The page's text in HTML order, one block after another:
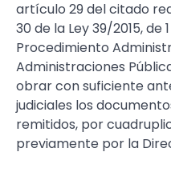
artículo 29 del citado
30 de la Ley 39/2015, de
Procedimiento
Administraciones
obrar con suficiente
judiciales los
remitidos, por
previamente por la